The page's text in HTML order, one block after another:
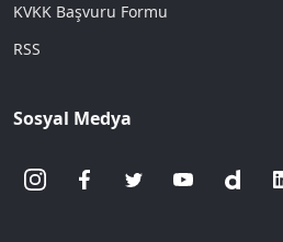
KVKK Başvuru Formu
RSS
Sosyal Medya